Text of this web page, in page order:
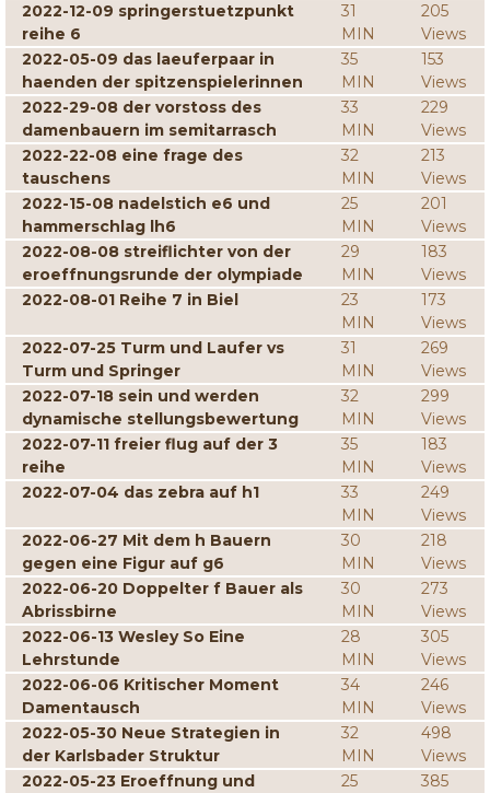
2022-12-09 springerstuetzpunkt
reihe 6
31
MIN
205
Views
2022-05-09 das laeuferpaar in
haenden der spitzenspielerinnen
35
MIN
153
Views
2022-29-08 der vorstoss des
damenbauern im semitarrasch
33
MIN
229
Views
2022-22-08 eine frage des
tauschens
32
MIN
213
Views
2022-15-08 nadelstich e6 und
hammerschlag lh6
25
MIN
201
Views
2022-08-08 streiflichter von der
eroeffnungsrunde der olympiade
29
MIN
183
Views
2022-08-01 Reihe 7 in Biel
23
MIN
173
Views
2022-07-25 Turm und Laufer vs
Turm und Springer
31
MIN
269
Views
2022-07-18 sein und werden
dynamische stellungsbewertung
32
MIN
299
Views
2022-07-11 freier flug auf der 3
reihe
35
MIN
183
Views
2022-07-04 das zebra auf h1
33
MIN
249
Views
2022-06-27 Mit dem h Bauern
gegen eine Figur auf g6
30
MIN
218
Views
2022-06-20 Doppelter f Bauer als
Abrissbirne
30
MIN
273
Views
2022-06-13 Wesley So Eine
Lehrstunde
28
MIN
305
Views
2022-06-06 Kritischer Moment
Damentausch
34
MIN
246
Views
2022-05-30 Neue Strategien in
der Karlsbader Struktur
32
MIN
498
Views
2022-05-23 Eroeffnung und
25
385